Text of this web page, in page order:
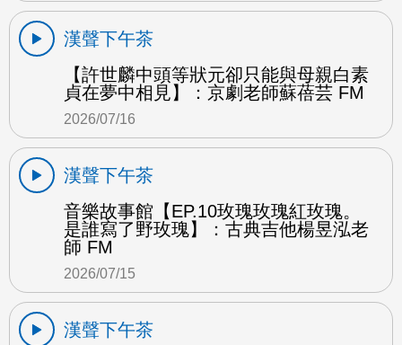
漢聲下午茶
【許世麟中頭等狀元卻只能與母親白素
貞在夢中相見】：京劇老師蘇蓓芸 FM
2026/07/16
漢聲下午茶
音樂故事館【EP.10玫瑰玫瑰紅玫瑰。
是誰寫了野玫瑰】：古典吉他楊昱泓老
師 FM
2026/07/15
漢聲下午茶